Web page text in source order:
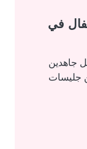
في
جاهدين
جليسات